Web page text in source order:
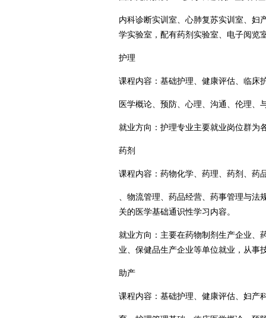
内科诊断实训室、心肺复苏实训室、妇
学实验室，配有药剂实验室、电子阅览
护理
课程内容：基础护理、健康评估、临床
医学概论、预防、心理、沟通、伦理、
就业方向：护理专业主要就业岗位群为
药剂
课程内容：药物化学、药理、药剂、药
、物流管理、药品经营、药事管理与
关的医学基础通识性学习内容。
就业方向：主要在药物制剂生产企业、
业、保健品生产企业等单位就业，从事
助产
课程内容：基础护理、健康评估、妇产